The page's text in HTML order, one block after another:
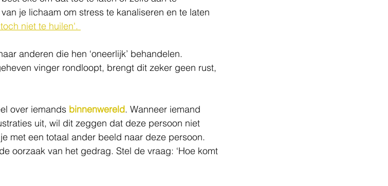
je lichaam om stress te kanaliseren en te laten
niet te huilen'.
anderen die hen ‘oneerlijk’ behandelen.
vinger rondloopt, brengt dit zeker geen rust,
over iemands binnenwereld. Wanneer iemand
uit, wil dit zeggen dat deze persoon niet
met een totaal ander beeld naar deze persoon.
oorzaak van het gedrag. Stel de vraag: ‘Hoe komt